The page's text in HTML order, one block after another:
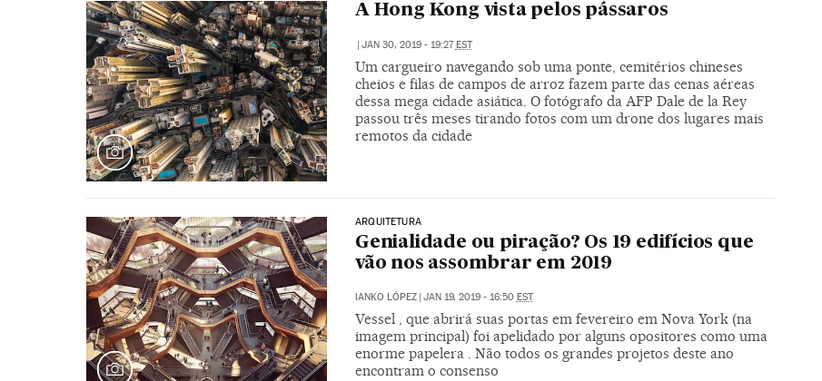
A Hong Kong vista pelos pássaros
| JAN 30, 2019 - 19:27EST
Um cargueiro navegando sob uma ponte, cemitérios chineses
cheios e filas de campos de arroz fazem parte das cenas aéreas
dessa mega cidade asiática. O fotógrafo da AFP Dale de la Rey
passou três meses tirando fotos com um drone dos lugares mais
remotos da cidade
ARQUITETURA
Genialidade ou piração? Os 19 edifícios que
vão nos assombrar em 2019
IANKO LÓPEZ JAN 19, 2019 - 16:50 EST
Vessel , que abrirá suas portas em fevereiro em Nova York (na
imagem principal) foi apelidado por alguns opositores como uma
enorme papelera . Não todos os grandes projetos deste ano
encontram o consenso